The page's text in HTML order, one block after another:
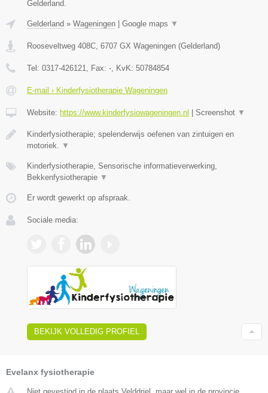
Gelderland.
Gelderland » Wageningen Google maps ▼
Rooseveltweg 408C, 6707 GX Wageningen (Gelderland)
Tel: 0317-426121, Fax: -, KvK: 50784854
E-mail › Kinderfysiotherapie Wageningen
Website: https://www.kinderfysiowageningen.nl Screenshot ▼
Kinderfysiotherapie; spelenderwijs oefenen van zintuigen en
motoriek. ▼
Kinderfysiotherapie, Sensorische informatieverwerking,
Bekkenfysiotherapie ▼
Er wordt gewerkt op afspraak.
Sociale media:
BEKIJK VOLLEDIG PROFIEL
Evelanx fysiotherapie